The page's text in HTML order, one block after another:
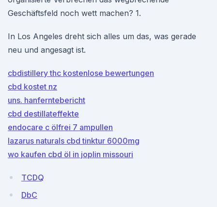
Geschäftsfeld noch wett machen? 1.
In Los Angeles dreht sich alles um das, was gerade
neu und angesagt ist.
cbdistillery thc kostenlose bewertungen
cbd kostet nz
uns. hanferntebericht
cbd destillateffekte
endocare c ölfrei 7 ampullen
lazarus naturals cbd tinktur 6000mg
wo kaufen cbd öl in joplin missouri
TCDQ
DbC